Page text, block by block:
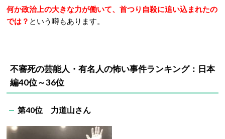
何か政治上の大きな力が働いて、首つり自殺に追い込まれたの
では？ という噂もあります。
不審死の芸能人・有名人の怖い事件ランキング：日本
編40位～36位
第40位 力道山さん